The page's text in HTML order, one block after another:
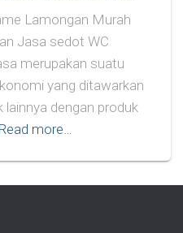
Lamongan Murah
Jasa sedot WC
merupakan suatu
yang ditawarkan
lainnya dengan produk
Read more…